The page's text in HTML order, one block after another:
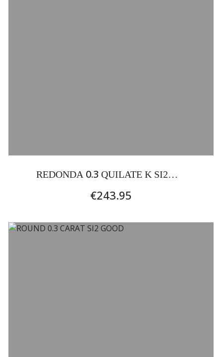
REDONDA 0.3 QUILATE K SI2
EXCELENTE
€243.95